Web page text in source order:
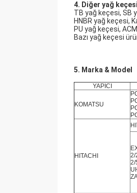
4. Diğer yağ
TB yağ keçesi, SB
HNBR yağ keçesi,
PU yağ keçesi,
Bazı yağ keçesi
5. Marka & Model
YAPICI
KOMATSU
HITACHI
2/
2/